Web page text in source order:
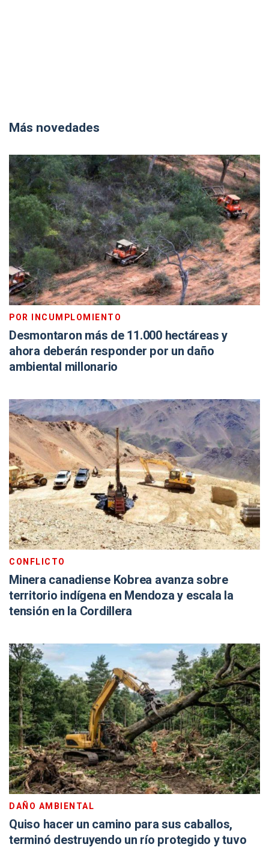
Más novedades
POR INCUMPLOMIENTO
Desmontaron más de 11.000 hectáreas y
ahora deberán responder por un daño
ambiental millonario
CONFLICTO
Minera canadiense Kobrea avanza sobre
territorio indígena en Mendoza y escala la
tensión en la Cordillera
DAÑO AMBIENTAL
Quiso hacer un camino para sus caballos,
terminó destruyendo un río protegido y tuvo